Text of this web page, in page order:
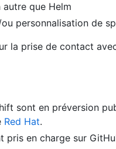
que Helm
personnalisation de
la prise de contact
sont en préversion
Red Hat.
pris en charge sur